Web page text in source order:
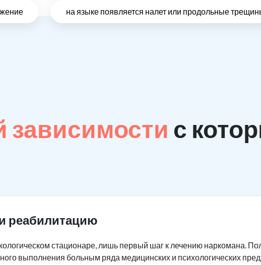
на языке появляется налет или продольные
зависимости с
реабилитацию
стационаре, лишь первый шаг к лечению наркомана.
выполнения больным ряда медицинских и психологических